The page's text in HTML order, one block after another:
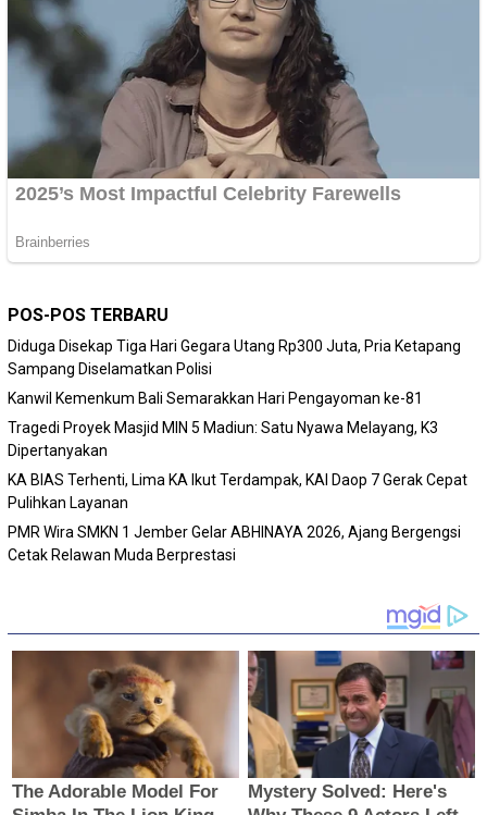
POS-POS TERBARU
Diduga Disekap Tiga Hari Gegara Utang Rp300 Juta, Pria Ketapang
Sampang Diselamatkan Polisi
Kanwil Kemenkum Bali Semarakkan Hari Pengayoman ke-81
Tragedi Proyek Masjid MIN 5 Madiun: Satu Nyawa Melayang, K3
Dipertanyakan
KA BIAS Terhenti, Lima KA Ikut Terdampak, KAI Daop 7 Gerak Cepat
Pulihkan Layanan
PMR Wira SMKN 1 Jember Gelar ABHINAYA 2026, Ajang Bergengsi
Cetak Relawan Muda Berprestasi